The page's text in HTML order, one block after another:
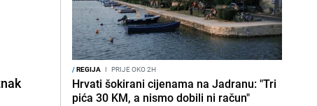
/REGIJA I PRIJE OKO 2H
Hrvati šokirani cijenama na Jadranu: "Tri
pića 30 KM, a nismo dobili ni račun"